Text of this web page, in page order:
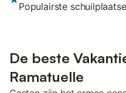
Populairste
De beste
Ramatuelle